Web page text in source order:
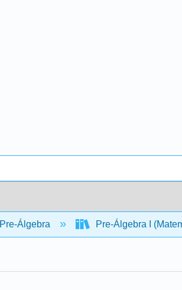
Pre-Álgebra Pre-Álgebra I